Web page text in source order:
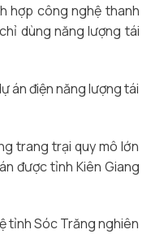
hợp công nghệ thanh
dùng năng lượng tái
án điện năng lượng tái
trang trại quy mô lớn
được tỉnh Kiên Giang
tỉnh Sóc Trăng nghiên